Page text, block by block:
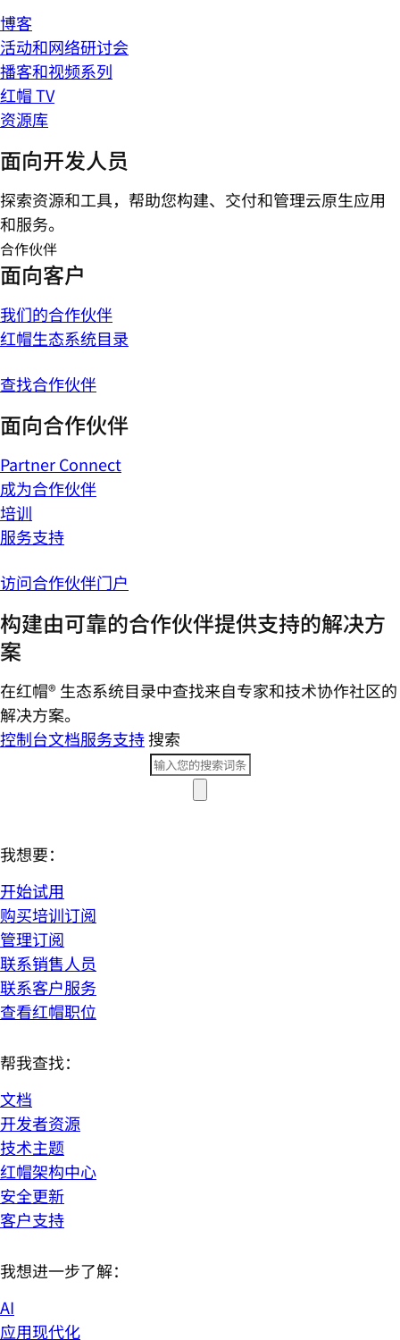
博客
活动和网络研讨会
播客和视频系列
红帽 TV
资源库
面向开发人员
探索资源和工具，帮助您构建、交付和管理云原生应用
和服务。
合作伙伴
面向客户
我们的合作伙伴
红帽生态系统目录
查找合作伙伴
面向合作伙伴
Partner Connect
成为合作伙伴
培训
服务支持
访问合作伙伴门户
构建由可靠的合作伙伴提供支持的解决方
案
在红帽® 生态系统目录中查找来自专家和技术协作社区的
解决方案。
控制台文档服务支持搜索
我想要：
开始试用
购买培训订阅
管理订阅
联系销售人员
联系客户服务
查看红帽职位
帮我查找：
文档
开发者资源
技术主题
红帽架构中心
安全更新
客户支持
我想进一步了解：
AI
应用现代化